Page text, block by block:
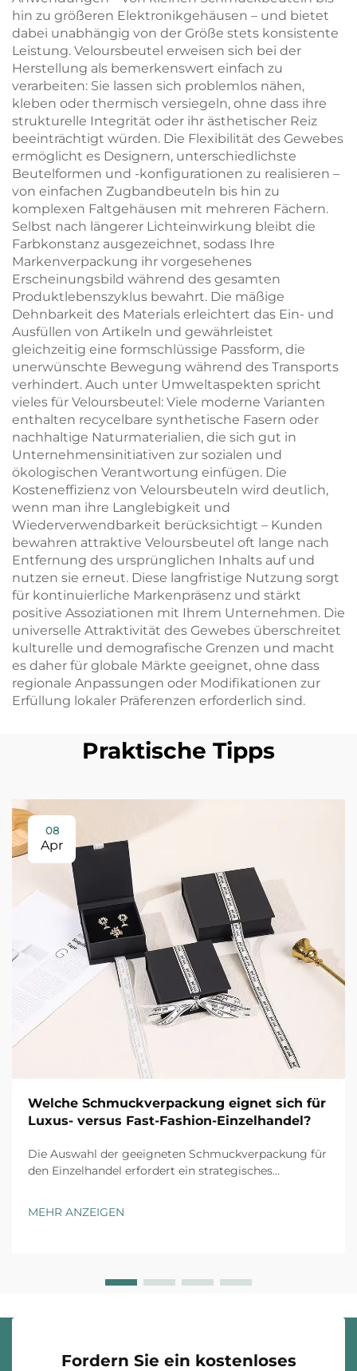
hin zu größeren Elektronikgehäusen – und bietet
dabei unabhängig von der Größe stets konsistente
Leistung. Veloursbeutel erweisen sich bei der
Herstellung als bemerkenswert einfach zu
verarbeiten: Sie lassen sich problemlos nähen,
kleben oder thermisch versiegeln, ohne dass ihre
strukturelle Integrität oder ihr ästhetischer Reiz
beeinträchtigt würden. Die Flexibilität des Gewebes
ermöglicht es Designern, unterschiedlichste
Beutelformen und -konfigurationen zu realisieren –
von einfachen Zugbandbeuteln bis hin zu
komplexen Faltgehäusen mit mehreren Fächern.
Selbst nach längerer Lichteinwirkung bleibt die
Farbkonstanz ausgezeichnet, sodass Ihre
Markenverpackung ihr vorgesehenes
Erscheinungsbild während des gesamten
Produktlebenszyklus bewahrt. Die mäßige
Dehnbarkeit des Materials erleichtert das Ein- und
Ausfüllen von Artikeln und gewährleistet
gleichzeitig eine formschlüssige Passform, die
unerwünschte Bewegung während des Transports
verhindert. Auch unter Umweltaspekten spricht
vieles für Veloursbeutel: Viele moderne Varianten
enthalten recycelbare synthetische Fasern oder
nachhaltige Naturmaterialien, die sich gut in
Unternehmensinitiativen zur sozialen und
ökologischen Verantwortung einfügen. Die
Kosteneffizienz von Veloursbeuteln wird deutlich,
wenn man ihre Langlebigkeit und
Wiederverwendbarkeit berücksichtigt – Kunden
bewahren attraktive Veloursbeutel oft lange nach
Entfernung des ursprünglichen Inhalts auf und
nutzen sie erneut. Diese langfristige Nutzung sorgt
für kontinuierliche Markenpräsenz und stärkt
positive Assoziationen mit Ihrem Unternehmen. Die
universelle Attraktivität des Gewebes überschreitet
kulturelle und demografische Grenzen und macht
es daher für globale Märkte geeignet, ohne dass
regionale Anpassungen oder Modifikationen zur
Erfüllung lokaler Präferenzen erforderlich sind.
Praktische Tipps
08
Apr
Welche Schmuckverpackung eignet sich für
Luxus- versus Fast-Fashion-Einzelhandel?
Die Auswahl der geeigneten Schmuckverpackung für
den Einzelhandel erfordert ein strategisches
Gegebenheiten. Luxusmarken und Fast-Fashion-
MEHR ANZEIGEN
Fordern Sie ein kostenloses